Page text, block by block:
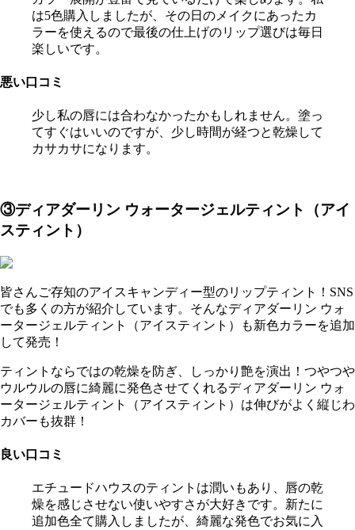
は5色購入しましたが、その日のメイクにあったカ
ラーを使えるので最後の仕上げのリップ選びは毎日
楽しいです。
悪い口コミ
少し私の唇には合わなかったかもしれません。塗っ
てすぐはいいのですが、少し時間が経つと乾燥して
カサカサになります。
③ディアダーリン ウォータージェルティント（アイ
スティント）
皆さんご存知のアイスキャンディー型のリップティント！SNS
でも多くの方が紹介しています。そんなディアダーリン ウォ
ータージェルティント（アイスティント）も新色カラーを追加
して発売！
ティントならではの乾燥を防ぎ、しっかり艶を演出！つやつや
ウルウルの唇に綺麗に発色させてくれるディアダーリン ウォ
ータージェルティント（アイスティント）は伸びがよく縦じわ
カバーも抜群！
良い口コミ
エチュードハウスのティントは潤いもあり、唇の乾
燥を感じさせない使いやすさが大好きです。新たに
追加色全て購入しましたが、綺麗な発色でお気に入